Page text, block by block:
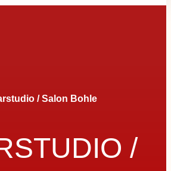
/ Salon Bohle
/